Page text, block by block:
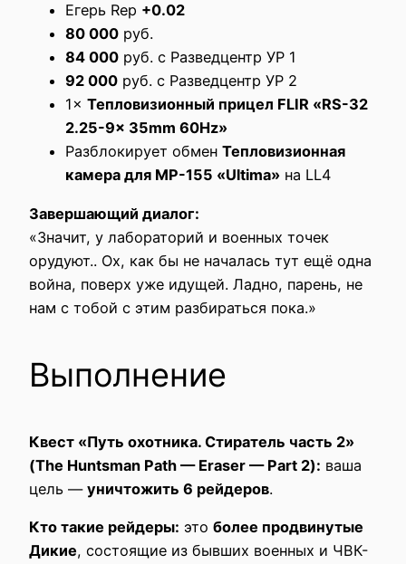
Егерь Rep +0.02
80 000 руб.
84 000 руб. с Разведцентр УР 1
92 000 руб. с Разведцентр УР 2
1× Тепловизионный прицел FLIR «RS-32
2.25-9x 35mm 60Hz»
Разблокирует обмен Тепловизионная
камера для MP-155 «Ultima» на LL4
Завершающий диалог:
«Значит, у лабораторий и военных точек
орудуют.. Ох, как бы не началась тут ещё одна
война, поверх уже идущей. Ладно, парень, не
нам с тобой с этим разбираться пока.»
Выполнение
Квест «Путь охотника. Стиратель часть 2»
(The Huntsman Path — Eraser — Part 2): ваша
цель — уничтожить 6 рейдеров.
Кто такие рейдеры: это более продвинутые
Дикие, состоящие из бывших военных и ЧВК-